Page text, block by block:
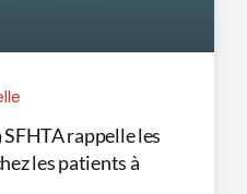
SFHTA rappelle les
les patients à